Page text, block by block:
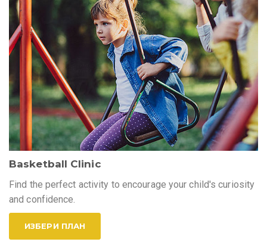
Basketball Clinic
Find the perfect activity to encourage your child's curiosity
and confidence.
ИЗБЕРИ ПЛАН